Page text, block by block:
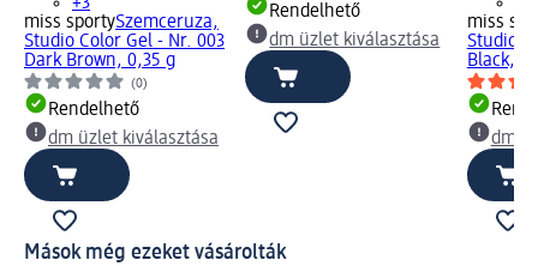
+3
miss sportySzemceruza,
Studio Color Gel - Nr. 003
Dark Brown, 0,35 g
(0)
Rendelhető
dm üzlet kiválasztása
Rendelhető
dm üzlet kiválasztása
miss
Studio
Black,
dm
Mások még ezeket vásárolták